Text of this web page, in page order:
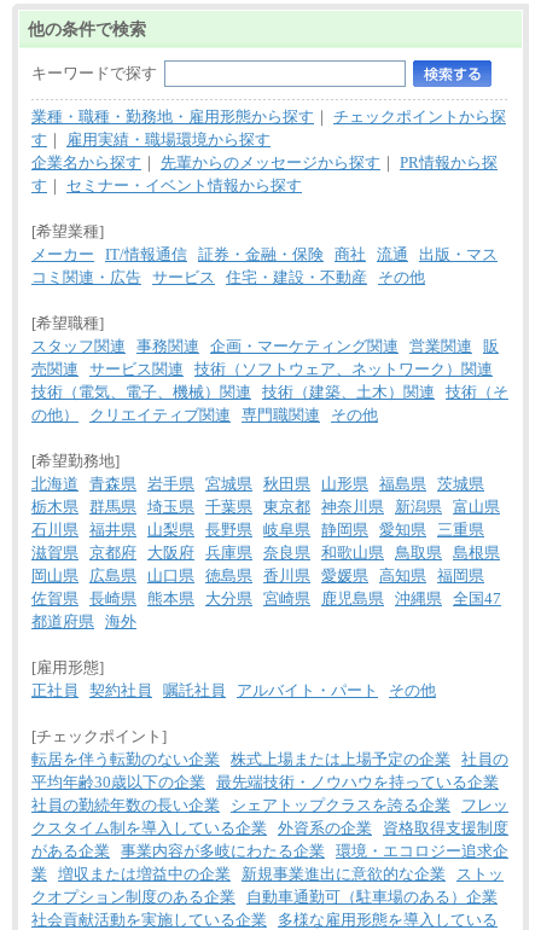
他の条件で検索
キーワードで探す
業種・職種・勤務地・雇用形態から探す ｜ チェックポイントから探
す ｜
雇用実績・職場環境から探す
企業名から探す ｜ 先輩からのメッセージから探す ｜ PR情報から探
す ｜ セミナー・イベント情報から探す
[希望業種]
メーカー
IT/情報通信 証券・金融・保険 商社 流通
出版・マス
コミ関連・広告 サービス 住宅・建設・不動産 その他
[希望職種]
スタッフ関連
事務関連 企画・マーケティング関連 営業関連
販
売関連
サービス関連
技術（ソフトウェア、ネットワーク）関連
技術（電気、電子、機械）関連
技術（建築、土木）関連
技術（そ
の他）
クリエイティブ関連 専門職関連 その他
[希望勤務地]
北海道
青森県 岩手県 宮城県 秋田県 山形県 福島県
茨城県
栃木県
群馬県 埼玉県 千葉県 東京都 神奈川県 新潟県
富山県
石川県
福井県 山梨県 長野県 岐阜県 静岡県 愛知県
三重県
滋賀県
京都府 大阪府 兵庫県 奈良県 和歌山県 鳥取県
島根県
岡山県
広島県 山口県 徳島県 香川県 愛媛県 高知県
福岡県
佐賀県
長崎県 熊本県 大分県 宮崎県 鹿児島県 沖縄県
全国47
都道府県
海外
[雇用形態]
正社員
契約社員 嘱託社員 アルバイト・パート その他
[チェックポイント]
転居を伴う転勤のない企業 株式上場または上場予定の企業 社員の
平均年齢30歳以下の企業 最先端技術・ノウハウを持っている企業
社員の勤続年数の長い企業
シェアトップクラスを誇る企業
フレッ
クスタイム制を導入している企業 外資系の企業
資格取得支援制度
がある企業 事業内容が多岐にわたる企業 環境・エコロジー追求企
業 増収または増益中の企業 新規事業進出に意欲的な企業
ストッ
クオプション制度のある企業
自動車通勤可（駐車場のある）企業
社会貢献活動を実施している企業
多様な雇用形態を導入している